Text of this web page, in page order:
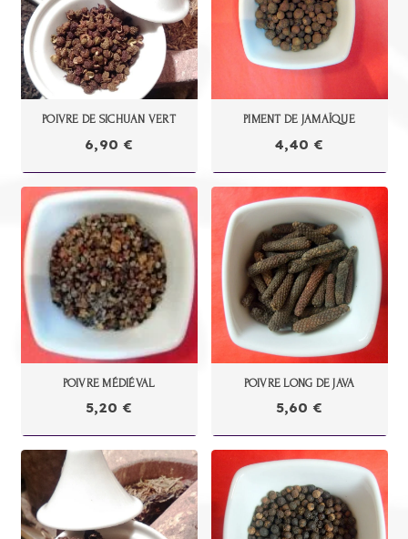
POIVRE DE SICHUAN VERT
6,90 €
PIMENT DE JAMAÏQUE
4,40 €
POIVRE MÉDIÉVAL
5,20 €
POIVRE LONG DE JAVA
5,60€